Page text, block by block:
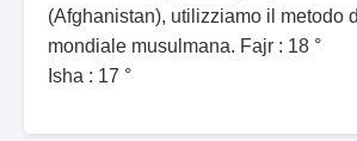
(Afghanistan), utilizziamo il metodo
mondiale musulmana. Fajr : 18 °
Isha : 17 °